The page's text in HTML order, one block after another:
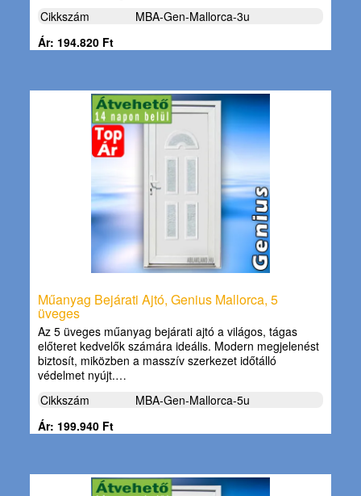
Cikkszám
MBA-Gen-Mallorca-3u
Ár: 194.820 Ft
Műanyag Bejárati Ajtó, Genius Mallorca, 5
üveges
Az 5 üveges műanyag bejárati ajtó a világos, tágas
előteret kedvelők számára ideális. Modern megjelenést
biztosít, miközben a masszív szerkezet időtálló
védelmet nyújt.…
Cikkszám
MBA-Gen-Mallorca-5u
Ár: 199.940 Ft